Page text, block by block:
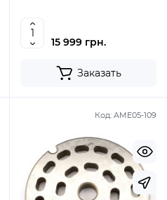
15 999 грн.
Заказать
Код: AME05-109